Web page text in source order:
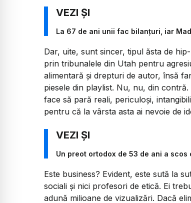
La 67 de ani unii fac bilanțuri, iar
Dar, uite, sunt sincer, tipul ăsta de
prin tribunalele din Utah pentru
alimentară și drepturi de autor, însă
piesele din playlist. Nu, nu, din
face să pară reali, periculoși,
pentru că la vârsta asta ai nevoie de
Un preot ortodox de 53 de ani a
Este business? Evident, este sută la
sociali și nici profesori de etică. Ei
adună milioane de vizualizări. Dacă